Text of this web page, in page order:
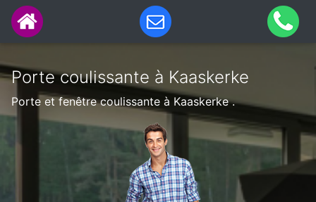
Porte coulissante à Kaaskerke
Porte et fenêtre coulissante à Kaaskerke .